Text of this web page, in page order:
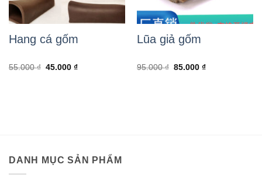
Hang cá gốm
55.000₫ Giá
45.000 ₫Giá
Lũa giả gốm
95.000₫ Giá
85.000 ₫Giá
DANH MỤC SẢN PHẨM